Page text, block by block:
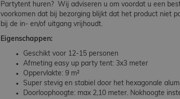
Partytent huren? Wij adviseren u om voordat u een
voorkomen dat bij bezorging blijkt dat het product niet
bij de in- en/of uitgang vrijhoudt.
Eigenschappen:
Geschikt voor 12-15 personen
Afmeting easy up party tent: 3x3 meter
Oppervlakte: 9 m²
Super stevig en stabiel door het hexagonale
Doorloophoogte: max 2,10 meter. Nokhoogte